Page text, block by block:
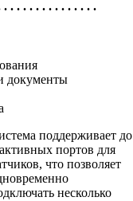
. . . . . . . . . . . . . . .
документы
поддерживает до
портов для
что позволяет
несколько